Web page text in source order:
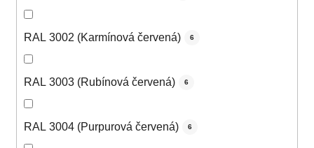
RAL 3002 (Karmínová červená) 6
RAL 3003 (Rubínová červená) 6
RAL 3004 (Purpurová červená) 6